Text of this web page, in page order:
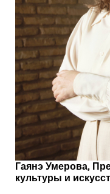
Гаянэ Умерова,
культуры и